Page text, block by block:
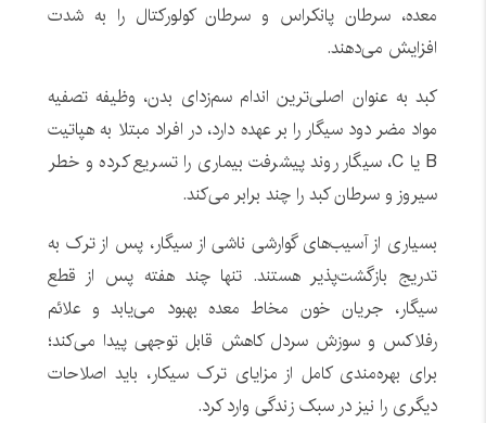
معده، سرطان پانکراس و سرطان کولورکتال را به شدت
افزایش می‌دهند.
کبد به عنوان اصلی‌ترین اندام سم‌زدای بدن، وظیفه تصفیه
مواد مضر دود سیگار را بر عهده دارد، در افراد مبتلا به هپاتیت
B یا C، سیگار روند پیشرفت بیماری را تسریع کرده و خطر
سیروز و سرطان کبد را چند برابر می‌کند.
بسیاری از آسیب‌های گوارشی ناشی از سیگار، پس از ترک به
تدریج بازگشت‌پذیر هستند. تنها چند هفته پس از قطع
سیگار، جریان خون مخاط معده بهبود می‌یابد و علائم
رفلاکس و سوزش سردل کاهش قابل توجهی پیدا می‌کند؛
برای بهره‌مندی کامل از مزایای ترک سیکار، باید اصلاحات
دیگری را نیز در سبک زندگی وارد کرد.